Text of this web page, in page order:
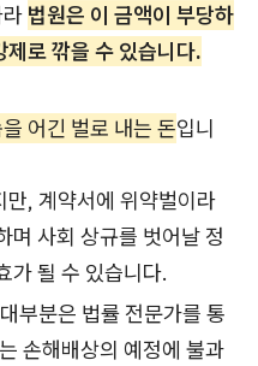
법원은 이 금액이 부당하
로 깎을 수 있습니다.
어긴 벌로 내는 돈입니
만, 계약서에 위약벌이라
며 사회 상규를 벗어날 정
가 될 수 있습니다.
부분은 법률 전문가를 통
손해배상의 예정에 불과